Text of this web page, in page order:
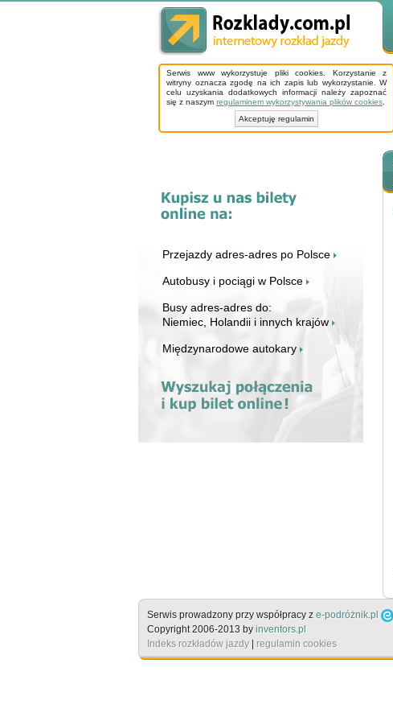
Serwis www wykorzystuje pliki cookies. Korzystanie z
witryny oznacza zgodę na ich zapis lub wykorzystanie. W
celu uzyskania dodatkowych informacji należy zapoznać
się z naszym regulaminem wykorzystywania plików cookies
Akceptuję regulamin
Przejazdy adres-adres po Polsce
Autobusy i pociągi w Polsce
Busy adres-adres do:
Niemiec, Holandii i innych krajów
Międzynarodowe autokary
Serwis prowadzony przy współpracy z e-podróżnik.pl
Copyright 2006-2013 by inventors.pl
Indeks rozkładów jazdy
regulamin cookies